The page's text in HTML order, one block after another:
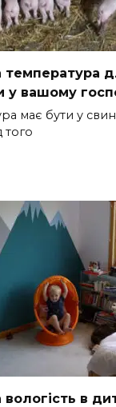
у вашому
має бути у
того
в